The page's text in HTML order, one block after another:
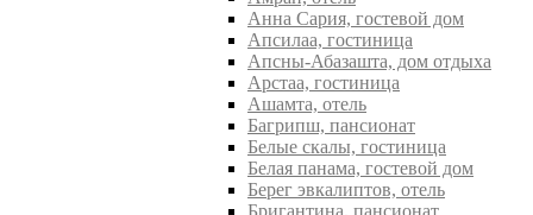
Анна Сария, гостевой дом
Апсилаа, гостиница
Апсны-Абазашта, дом отдыха
Арстаа, гостиница
Ашамта, отель
Багрипш, пансионат
Белые скалы, гостиница
Белая панама, гостевой дом
Берег эвкалиптов, отель
Бригантина, пансионат